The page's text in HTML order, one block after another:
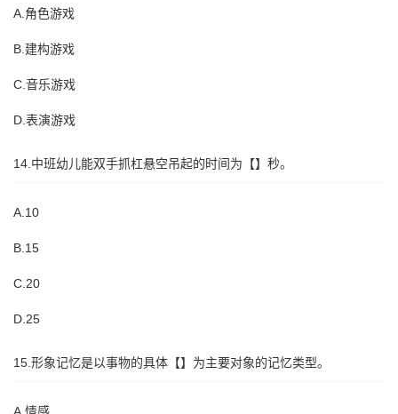
A.角色游戏
B.建构游戏
C.音乐游戏
D.表演游戏
14.中班幼儿能双手抓杠悬空吊起的时间为【】秒。
A.10
B.15
C.20
D.25
15.形象记忆是以事物的具体【】为主要对象的记忆类型。